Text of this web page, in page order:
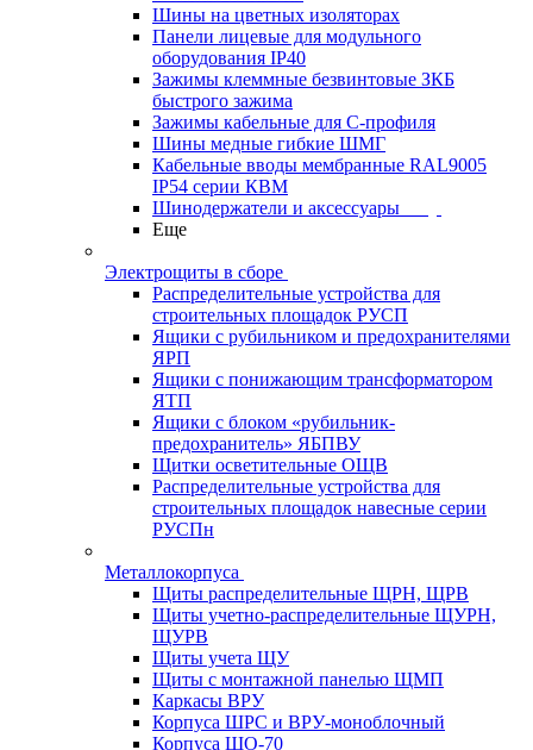
Шины на цветных изоляторах
Панели лицевые для модульного
оборудования IP40
Зажимы клеммные безвинтовые ЗКБ
быстрого зажима
Зажимы кабельные для С-профиля
Шины медные гибкие ШМГ
Кабельные вводы мембранные RAL9005
IP54 серии КВМ
Шинодержатели и аксессуары
Еще
Электрощиты в сборе
Распределительные устройства для
строительных площадок РУСП
Ящики с рубильником и предохранителями
ЯРП
Ящики с понижающим трансформатором
ЯТП
Ящики с блоком «рубильник-
предохранитель» ЯБПВУ
Щитки осветительные ОЩВ
Распределительные устройства для
строительных площадок навесные серии
РУСПн
Металлокорпуса
Щиты распределительные ЩРН, ЩРВ
Щиты учетно-распределительные ЩУРН,
ЩУРВ
Щиты учета ЩУ
Щиты с монтажной панелью ЩМП
Каркасы ВРУ
Корпуса ШРС и ВРУ-моноблочный
Корпуса ЩО-70